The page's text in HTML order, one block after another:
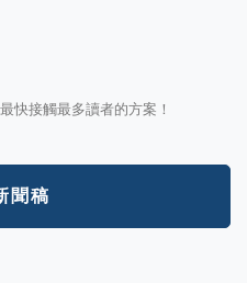
快接觸最多讀者的方案！
聞稿